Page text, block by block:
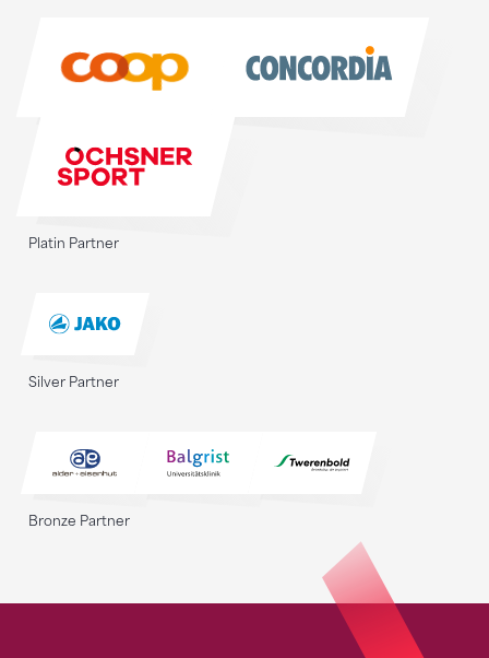
Platin Partner
Silver Partner
Bronze Partner